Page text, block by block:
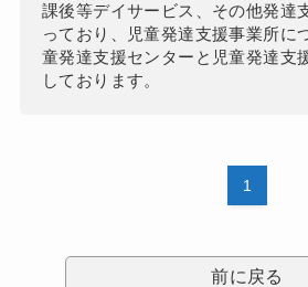
課後等デイサービス、その他発達
っており、児童発達支援事業所に
童発達支援センターと児童発達支
しております。
1
前に戻る